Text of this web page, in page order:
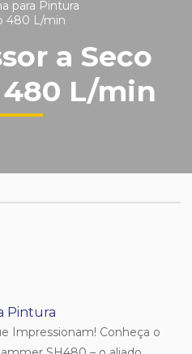
para Pintura
480 L/min
a Seco
L/min
Pintura
Impressionam! Conheça o